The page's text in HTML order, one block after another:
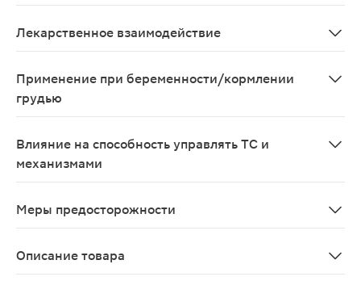
Лекарственное взаимодействие
Применение при беременности/кормлении
грудью
Влияние на способность управлять ТС и
механизмами
Меры предосторожности
Описание товара